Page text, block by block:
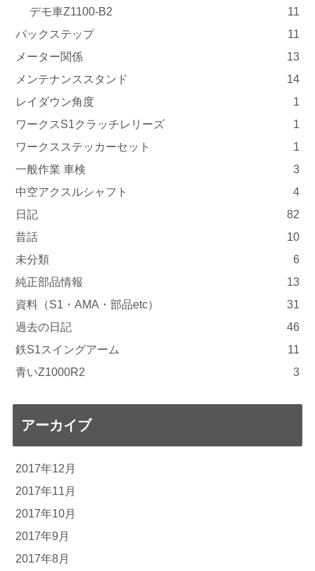
デモ車Z1100-B2
11
バックステップ
11
メーター関係
13
メンテナンススタンド
14
レイダウン角度
1
ワークスS1クラッチレリーズ
1
ワークスステッカーセット
1
一般作業 車検
3
中空アクスルシャフト
4
日記
82
昔話
10
未分類
6
純正部品情報
13
資料（S1・AMA・部品etc）
31
過去の日記
46
鉄S1スイングアーム
11
青いZ1000R2
3
アーカイブ
2017年12月
2017年11月
2017年10月
2017年9月
2017年8月